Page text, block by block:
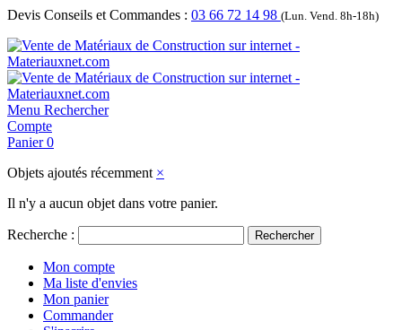
Devis Conseils et Commandes : 03 66 72 14 98 (Lun. Vend. 8h-18h)
Menu Rechercher
Compte
Panier 0
Objets ajoutés récemment ×
Il n'y a aucun objet dans votre panier.
Recherche : Rechercher
Mon compte
Ma liste d'envies
Mon panier
Commander